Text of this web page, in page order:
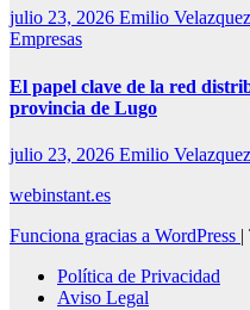
julio 23, 2026 Emilio Velazquez
Empresas
El papel clave de la red
provincia de Lugo
julio 23, 2026 Emilio Velazquez
webinstant.es
Funciona gracias a WordPress |
Política de Privacidad
Aviso Legal